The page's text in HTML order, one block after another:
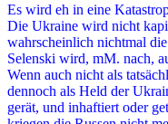
Es wird eh in eine
Die Ukraine wird nicht
wahrscheinlich nichtmal
Selenski wird, mM. nach,
Wenn auch nicht als
dennoch als Held der
gerät, und inhaftiert oder